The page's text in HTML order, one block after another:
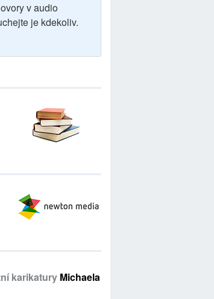
v audio
je kdekoliv.
karikatury Michaela